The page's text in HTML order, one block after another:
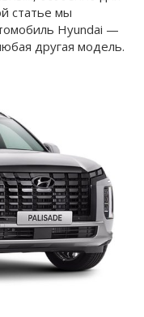
статье мы
Hyundai —
другая модель.